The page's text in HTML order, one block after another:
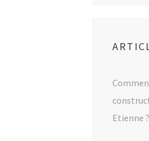
Etienne ?